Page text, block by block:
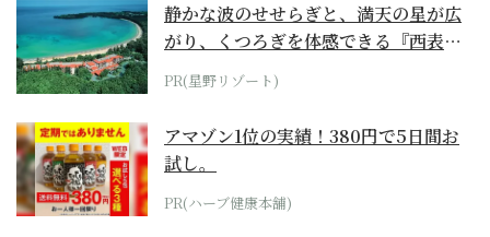
静かな波のせせらぎと、満天の星が広
がり、くつろぎを体感できる『西表島
ホテル by...
PR(星野リゾート)
アマゾン1位の実績！380円で5日間お
試し。
PR(ハーブ健康本舗)